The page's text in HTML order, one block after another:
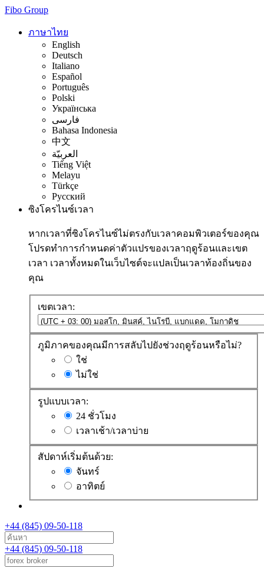
Fibo Group
ภาษาไทย
English
Deutsch
Italiano
Español
Português
Polski
Українська
فارسی
Bahasa Indonesia
中文
العربيّة
Tiếng Việt
Melayu
Türkçe
Русский
ซิงโครไนซ์เวลา
หากเวลาที่ซิงโครไนซ์ไม่ตรงกับเวลาคอมพิวเตอร์ของคุณ
โปรดทำการกำหนดค่าตัวแปรของเวลาฤดูร้อนและเขต
เวลา เวลาทั้งหมดในเว็บไซต์จะแปลเป็นเวลาท้องถิ่นของ
คุณ
เขตเวลา:
ภูมิภาคของคุณมีการสลับไปยังช่วงฤดูร้อนหรือไม่?
ใช่
ไม่ใช่
รูปแบบเวลา:
24 ชั่วโมง
เวลาเช้า/เวลาบ่าย
สัปดาห์เริ่มต้นด้วย:
จันทร์
อาทิตย์
+44 (845) 09-50-118
+44 (845) 09-50-118